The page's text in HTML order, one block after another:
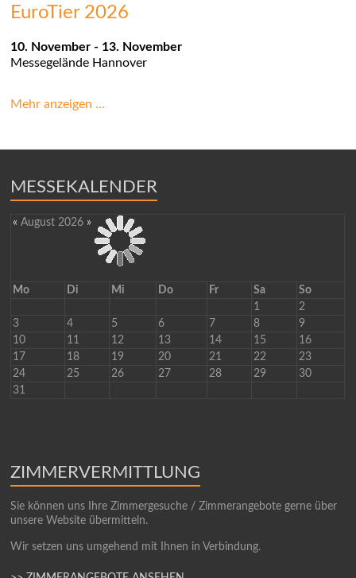
EuroTier 2026
10. November - 13. November
Messegelände Hannover
Mehr anzeigen …
MESSEKALENDER
« August 2026 »
Mo Di Mi Do Fr Sa
So
1
2
3
4 5 6 7 8
9
10
11 12 13 14 15
16
17
18 19 20 21 22
23
24
25 26 27 28 29
30
31
ZIMMERVERMITTLUNG
Sie können uns Ihre Zimmergesuche / Zimmerangebote gerne über
unsere Website übermitteln.
Wir setzen uns umgehend mit Ihnen in Verbindung.